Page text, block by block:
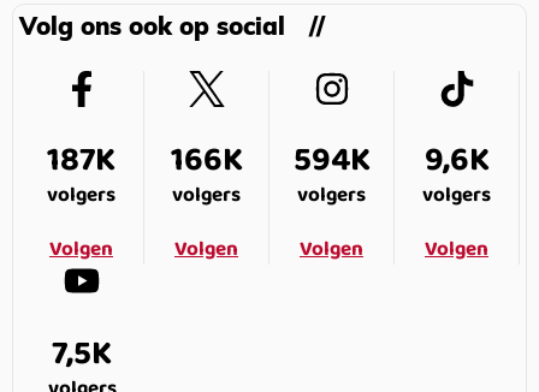
Volg ons ook op social
187K
volgers
Volgen
166K
volgers
Volgen
594K
volgers
Volgen
9,6K
volgers
Volgen
7,5K